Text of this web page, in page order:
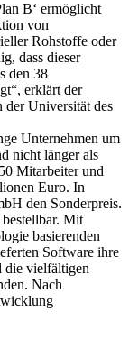
B‘ ermöglicht
von
Rohstoffe oder
dass dieser
den 38
erklärt der
der Universität des
Unternehmen um
nicht länger als
Mitarbeiter und
Euro. In
den Sonderpreis.
Mit
basierenden
Software ihre
die vielfältigen
Nach